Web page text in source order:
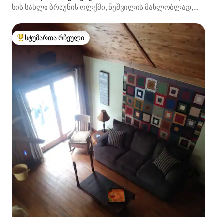
ხის სახლი ბრაუნის ოლქში, ნეშვილის მახლობლად,
სტუმართა რჩეული მოწინავე ვარიანტი
სტუმართა რჩეული